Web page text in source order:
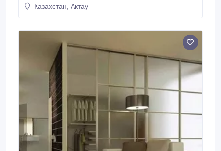
гостиниц, банков, баров и ресторанов и жилой
кабинеты руководителя.
Казахстан, Актау